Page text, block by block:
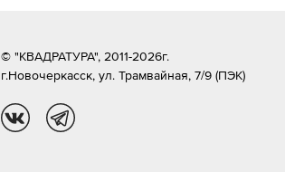
© "КВАДРАТУРА", 2011-2026г.
г.Новочеркасск, ул. Трамвайная, 7/9 (ПЭК)